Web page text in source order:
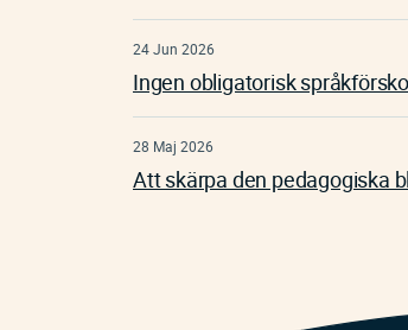
24 Jun 2026
Ingen obligatorisk
28 Maj 2026
Att skärpa den pedagogiska